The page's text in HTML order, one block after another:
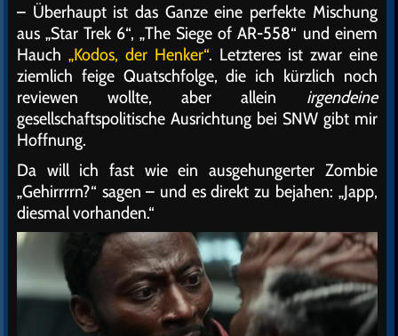
– Überhaupt ist das Ganze eine perfekte Mischung
aus „Star Trek 6“, „The Siege of AR-558“ und einem
Hauch „Kodos, der Henker“. Letzteres ist zwar eine
ziemlich feige Quatschfolge, die ich kürzlich noch
reviewen wollte, aber allein irgendeine
gesellschaftspolitische Ausrichtung bei SNW gibt mir
Hoffnung.
Da will ich fast wie ein ausgehungerter Zombie
„Gehirrrrn?“ sagen – und es direkt zu bejahen: „Japp,
diesmal vorhanden.“